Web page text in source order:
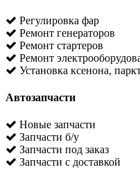
Регулировка фар
Ремонт генераторов
Ремонт стартеров
Ремонт
Установка ксенона,
Автозапчасти
Новые запчасти
Запчасти б/у
Запчасти под заказ
Запчасти с доставкой